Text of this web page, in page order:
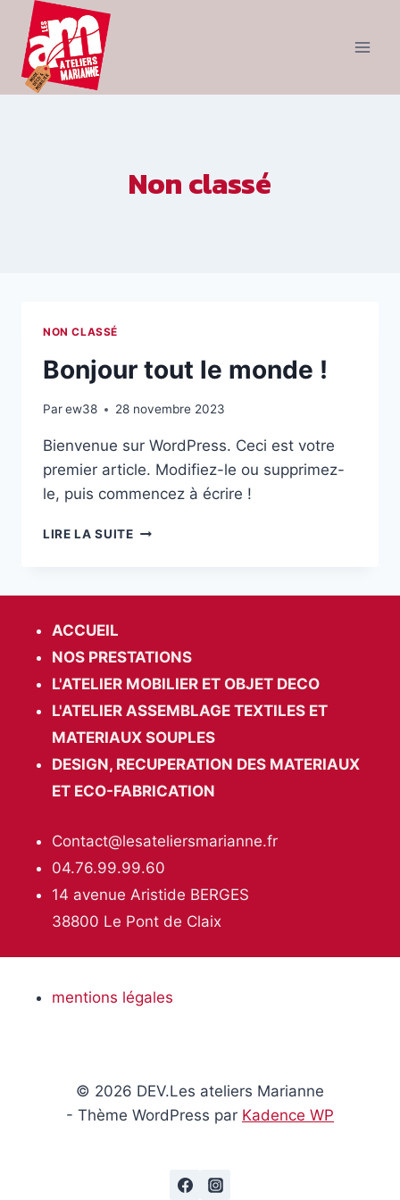
Non classé
NON CLASSÉ
Bonjour tout le monde !
Parew38 28 novembre 2023
Bienvenue sur WordPress. Ceci est votre
premier article. Modifiez-le ou supprimez-
le, puis commencez à écrire !
LIRE LA SUITE
ACCUEIL
NOS PRESTATIONS
L'ATELIER MOBILIER ET OBJET DECO
L'ATELIER ASSEMBLAGE TEXTILES ET
MATERIAUX SOUPLES
DESIGN, RECUPERATION DES MATERIAUX
ET ECO-FABRICATION
Contact@lesateliersmarianne.fr
04.76.99.99.60
14 avenue Aristide BERGES
38800 Le Pont de Claix
mentions légales
© 2026 DEV.Les ateliers Marianne
- Thème WordPress par Kadence WP